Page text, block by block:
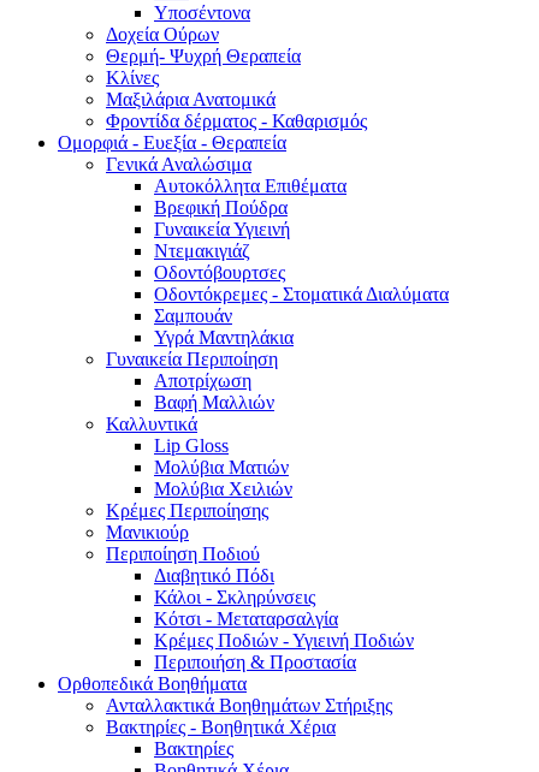
Υποσέντονα
Δοχεία Ούρων
Θερμή- Ψυχρή Θεραπεία
Κλίνες
Μαξιλάρια Ανατομικά
Φροντίδα δέρματος - Καθαρισμός
Ομορφιά - Ευεξία - Θεραπεία
Γενικά Αναλώσιμα
Αυτοκόλλητα Επιθέματα
Βρεφική Πούδρα
Γυναικεία Υγιεινή
Ντεμακιγιάζ
Οδοντόβουρτσες
Οδοντόκρεμες - Στοματικά Διαλύματα
Σαμπουάν
Υγρά Μαντηλάκια
Γυναικεία Περιποίηση
Αποτρίχωση
Βαφή Μαλλιών
Καλλυντικά
Lip Gloss
Μολύβια Ματιών
Μολύβια Χειλιών
Κρέμες Περιποίησης
Μανικιούρ
Περιποίηση Ποδιού
Διαβητικό Πόδι
Κάλοι - Σκληρύνσεις
Κότσι - Μεταταρσαλγία
Κρέμες Ποδιών - Υγιεινή Ποδιών
Περιποιήση & Προστασία
Ορθοπεδικά Βοηθήματα
Ανταλλακτικά Βοηθημάτων Στήριξης
Βακτηρίες - Βοηθητικά Χέρια
Βακτηρίες